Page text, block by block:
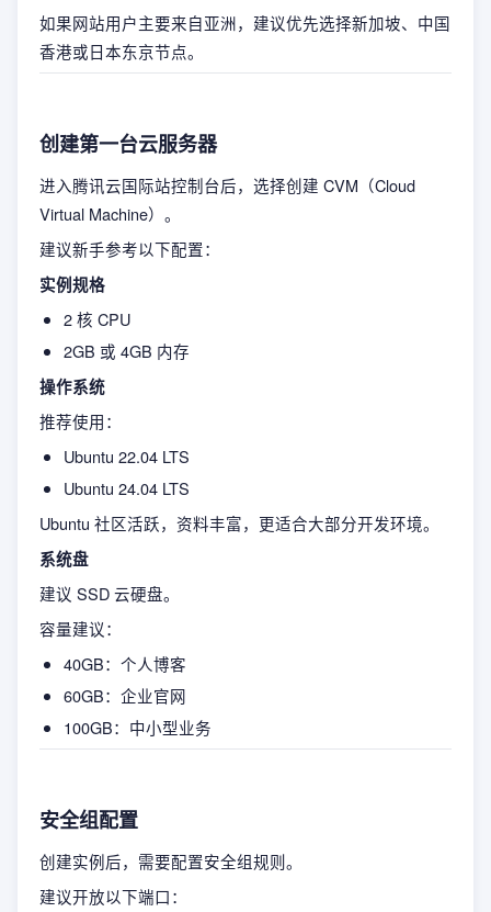
如果网站用户主要来自亚洲，建议优先选择新加坡、中国
香港或日本东京节点。
创建第一台云服务器
进入腾讯云国际站控制台后，选择创建 CVM（Cloud
Virtual Machine）。
建议新手参考以下配置：
实例规格
2 核 CPU
2GB 或 4GB 内存
操作系统
推荐使用：
Ubuntu 22.04 LTS
Ubuntu 24.04 LTS
Ubuntu 社区活跃，资料丰富，更适合大部分开发环境。
系统盘
建议 SSD 云硬盘。
容量建议：
40GB：个人博客
60GB：企业官网
100GB：中小型业务
安全组配置
创建实例后，需要配置安全组规则。
建议开放以下端口：